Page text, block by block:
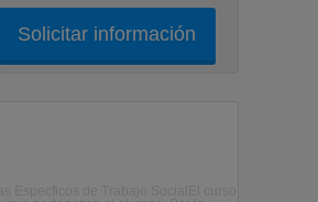
Solicitar información